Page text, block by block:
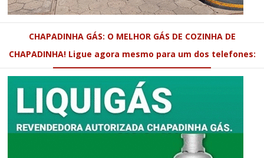
CHAPADINHA GÁS: O MELHOR GÁS DE COZINHA DE
CHAPADINHA! Ligue agora mesmo para um dos telefones: